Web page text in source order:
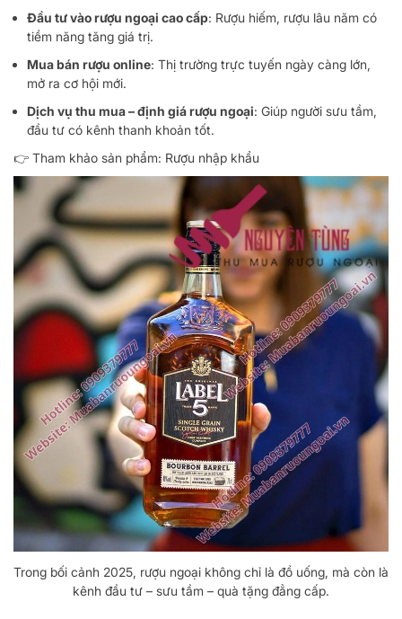
Đầu tư vào rượu ngoại cao cấp: Rượu hiếm, rượu lâu năm có
tiềm năng tăng giá trị.
Mua bán rượu online: Thị trường trực tuyến ngày càng lớn,
mở ra cơ hội mới.
Dịch vụ thu mua – định giá rượu ngoại: Giúp người sưu tầm,
đầu tư có kênh thanh khoản tốt.
👉 Tham khảo sản phẩm: Rượu nhập khẩu
Trong bối cảnh 2025, rượu ngoại không chỉ là đồ uống, mà còn là
kênh đầu tư – sưu tầm – quà tặng đẳng cấp.